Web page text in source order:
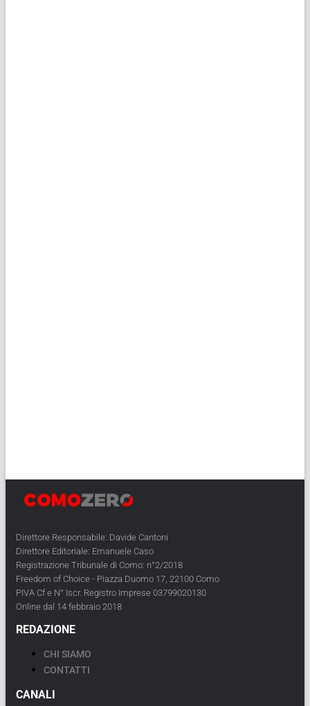
Direttore Responsabile: Davide Cantoni
Direttore Editoriale: Emanuele Caso
Registrazione Tribunale di Como: n°2/2018
Freedom of Choice - Piazza Duomo 17, 22100 Como
PIVA Cf e N° Iscr. Registro Imprese 03799020130
Online dal 14 febbraio 2018
REDAZIONE
CHI SIAMO
CONTATTI
CANALI